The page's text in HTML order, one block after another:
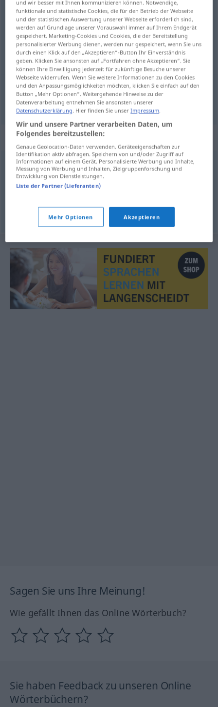
Übersicht aller Übersetzungen
(Für mehr Details die Übersetzung anklicken/antippen)
peraja
peraja Flosse
Synonyme für "Flosse"
Schwimmflosse
© OpenThesaurus.de
Sagen Sie uns Ihre Meinung!
Wie gefällt Ihnen das Online Wörterbuch?
Sie haben Feedback zu unseren Online
Wörterbüchern?
und wir besser mit Ihnen kommunizieren können. Notwendige,
funktionale und statistische Cookies, die für den Betrieb der Webseite
und der statistischen Auswertung unserer Webseite erforderlich sind,
werden auf Grundlage unserer Vorauswahl immer auf Ihrem Endgerät
gespeichert. Marketing-Cookies und Cookies, die der Bereitstellung
personalisierter Werbung dienen, werden nur gespeichert, wenn Sie uns
durch einen Klick auf den „Akzeptieren“-Button Ihr Einverständnis
geben. Klicken Sie ansonsten auf „Fortfahren ohne Akzeptieren“. Sie
können Ihre Einwilligung jederzeit für zukünftige Besuche unserer
Webseite widerrufen. Wenn Sie weitere Informationen zu den Cookies
und den Anpassungsmöglichkeiten möchten, klicken Sie einfach auf den
Button „Mehr Optionen“. Weitergehende Hinweise zu der
Datenverarbeitung entnehmen Sie ansonsten unserer
Datenschutzerklärung. Hier finden Sie unserImpressum.
Wir und unsere Partner verarbeiten Daten, um
Folgendes bereitzustellen:
Genaue Geolocation-Daten verwenden. Geräteeigenschaften zur
Identifikation aktiv abfragen. Speichern von und/oder Zugriff auf
Informationen auf einem Gerät. Personalisierte Werbung und Inhalte,
Messung von Werbung und Inhalten, Zielgruppenforschung und
Entwicklung von Dienstleistungen.
Liste der Partner (Lieferanten)
Mehr Optionen Akzeptieren